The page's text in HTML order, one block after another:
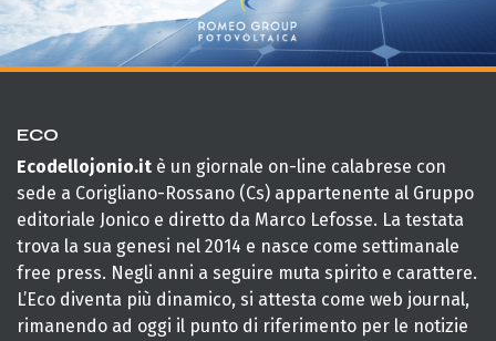
ECO
Ecodellojonio.it è un giornale on-line calabrese con
sede a Corigliano-Rossano (Cs) appartenente al Gruppo
editoriale Jonico e diretto da Marco Lefosse. La testata
trova la sua genesi nel 2014 e nasce come settimanale
free press. Negli anni a seguire muta spirito e carattere.
L’Eco diventa più dinamico, si attesta come web journal,
rimanendo ad oggi il punto di riferimento per le notizie